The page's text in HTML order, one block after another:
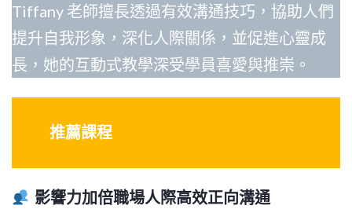
Tiffany 老師擅長透過有效溝通技巧，協助人們
提升自我形象，深化人際關係，並促進心靈成
長，她的互動式教學深受學員喜愛與推崇。
推薦課程
影響力加倍職場人際高效正向溝通